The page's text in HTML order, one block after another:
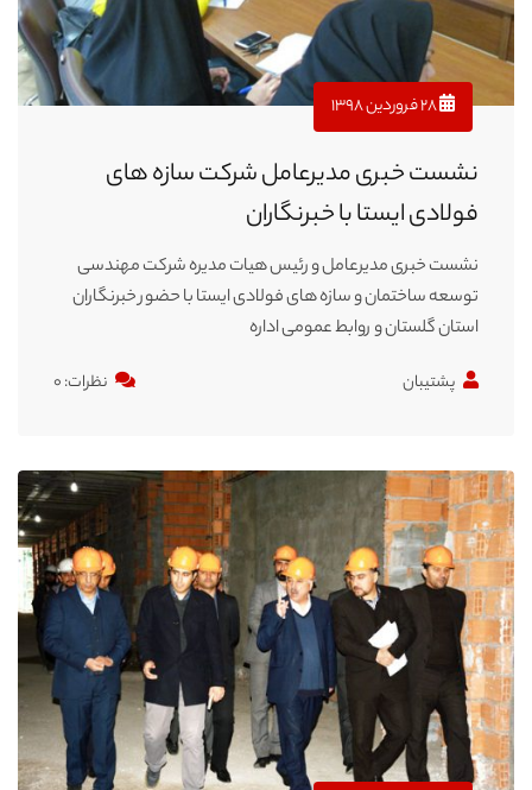
۲۸ فروردین ۱۳۹۸
نشست خبری مدیرعامل شرکت سازه های
فولادی ایستا با خبرنگاران
نشست خبری مدیرعامل و رئیس هیات مدیره شرکت مهندسی
توسعه ساختمان و سازه های فولادی ایستا با حضور خبرنگاران
استان گلستان و روابط عمومی اداره
پشتیبان نظرات: ۰